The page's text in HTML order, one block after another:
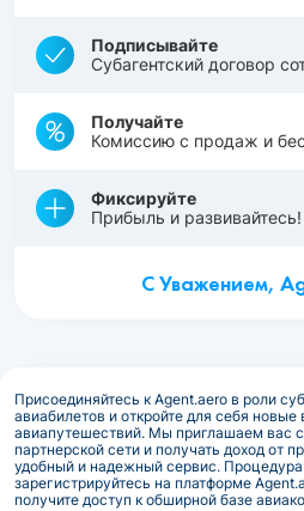
Подписывайте
Субагентский договор
Получайте
Комиссию с продаж и
Фиксируйте
Прибыль и развивайтесь!
С Уважением,
Присоединяйтесь к Agent.aero в роли
авиабилетов и откройте для себя
авиапутешествий. Мы приглашаем вас
партнерской сети и получать доход от
удобный и надежный сервис. Процедура
зарегистрируйтесь на платформе
получите доступ к обширной базе